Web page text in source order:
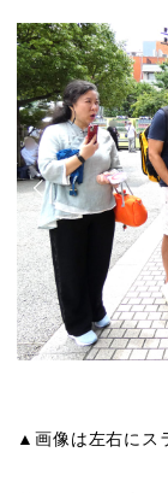
▲画像は左右にス